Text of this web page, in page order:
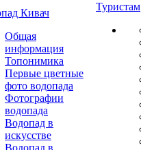
Кивач
Общая
информация
Топонимика
Первые цветные
фото водопада
Фотографии
водопада
Водопад в
искусстве
Водопад в
Туристам